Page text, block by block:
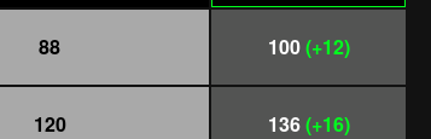
88 100(+12)
120 136(+16)